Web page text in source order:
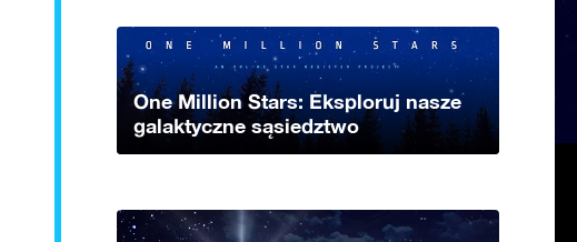
One Million Stars: Eksploruj nasze
galaktyczne sąsiedztwo